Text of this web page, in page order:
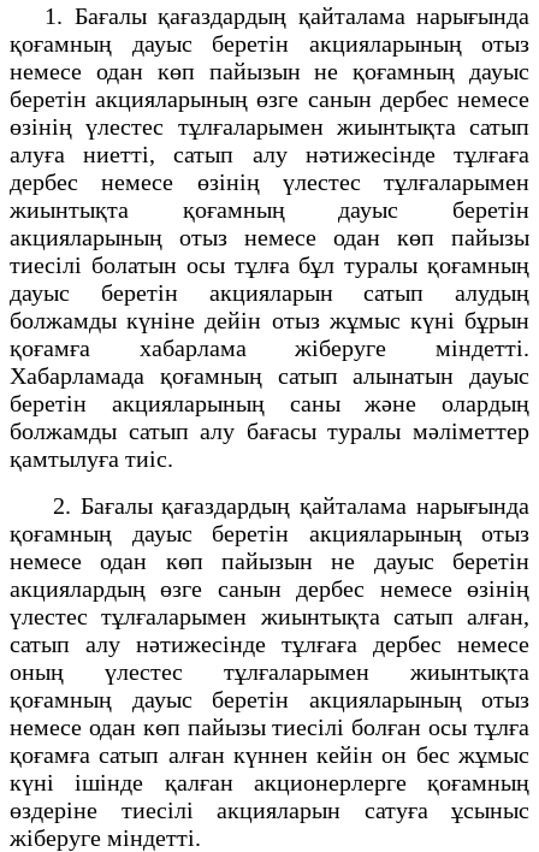
1. Бағалы қағаздардың қайталама нарығында
қоғамның дауыс беретін акцияларының отыз
немесе одан көп пайызын не қоғамның дауыс
беретін акцияларының өзге санын дербес немесе
өзінің үлестес тұлғаларымен жиынтықта сатып
алуға ниетті, сатып алу нәтижесінде тұлғаға
дербес немесе өзінің үлестес тұлғаларымен
жиынтықта қоғамның дауыс беретін
акцияларының отыз немесе одан көп пайызы
тиесілі болатын осы тұлға бұл туралы қоғамның
дауыс беретін акцияларын сатып алудың
болжамды күніне дейін отыз жұмыс күні бұрын
қоғамға хабарлама жіберуге міндетті.
Хабарламада қоғамның сатып алынатын дауыс
беретін акцияларының саны және олардың
болжамды сатып алу бағасы туралы мәліметтер
қамтылуға тиіс.
2. Бағалы қағаздардың қайталама нарығында
қоғамның дауыс беретін акцияларының отыз
немесе одан көп пайызын не дауыс беретін
акциялардың өзге санын дербес немесе өзінің
үлестес тұлғаларымен жиынтықта сатып алған,
сатып алу нәтижесінде тұлғаға дербес немесе
оның үлестес тұлғаларымен жиынтықта
қоғамның дауыс беретін акцияларының отыз
немесе одан көп пайызы тиесілі болған осы тұлға
қоғамға сатып алған күннен кейін он бес жұмыс
күні ішінде қалған акционерлерге қоғамның
өздеріне тиесілі акцияларын сатуға ұсыныс
жіберуге міндетті.